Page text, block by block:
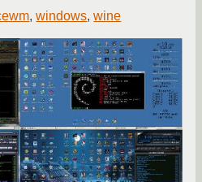
,windows,wine